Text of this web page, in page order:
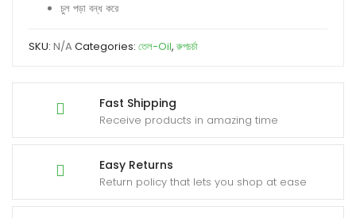
Fast Shipping
Receive products in amazing time
Easy Returns
Return policy that lets you shop at ease
চুল পড়া বন্ধ করে
SKU: N/A Categories: তেল-Oil,রুপচর্চা